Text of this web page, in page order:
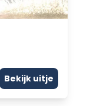
Bekijk uitje